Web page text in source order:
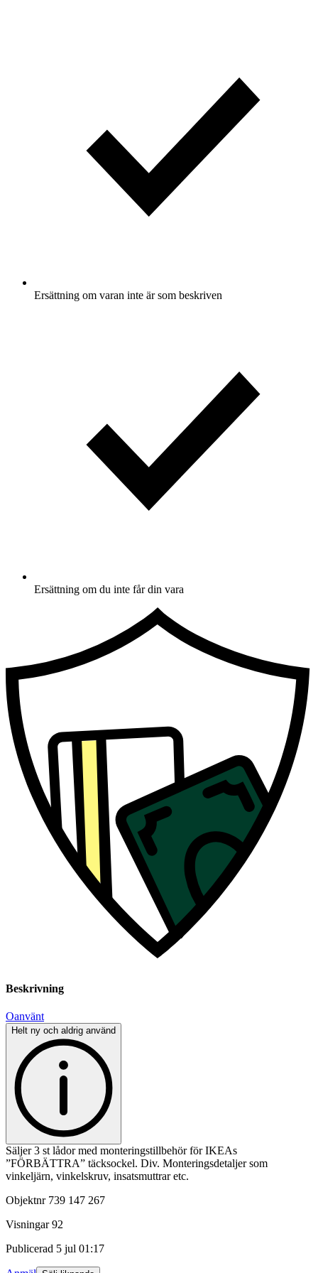
Ersättning om varan inte är som beskriven
Ersättning om du inte får din vara
Beskrivning
Oanvänt
Helt ny och aldrig använd
Säljer 3 st lådor med monteringstillbehör för IKEAs
”FÖRBÄTTRA” täcksockel. Div. Monteringsdetaljer som
vinkeljärn, vinkelskruv, insatsmuttrar etc.
Objektnr 739 147 267
Visningar 92
Publicerad 5 jul 01:17